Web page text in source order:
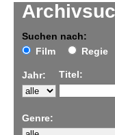
Suchen nach:
Film
Regie
Jahr: Titel:
Genre: